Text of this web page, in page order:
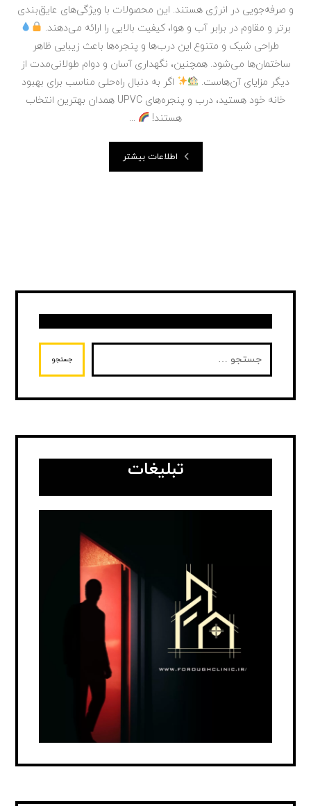
و صرفه‌جویی در انرژی هستند. این محصولات با ویژگی‌های عایق‌بندی
برتر و مقاوم در برابر آب و هوا، کیفیت بالایی را ارائه می‌دهند.
طراحی شیک و متنوع این درب‌ها و پنجره‌ها باعث زیبایی ظاهر
ساختمان‌ها می‌شود. همچنین، نگهداری آسان و دوام طولانی‌مدت از
دیگر مزایای آن‌هاست.
اگر به دنبال راه‌حلی مناسب برای بهبود
خانه خود هستید، درب و پنجره‌های UPVC همدان بهترین انتخاب
هستند!
...
اطلاعات بیشتر
جستجو
تبلیغات